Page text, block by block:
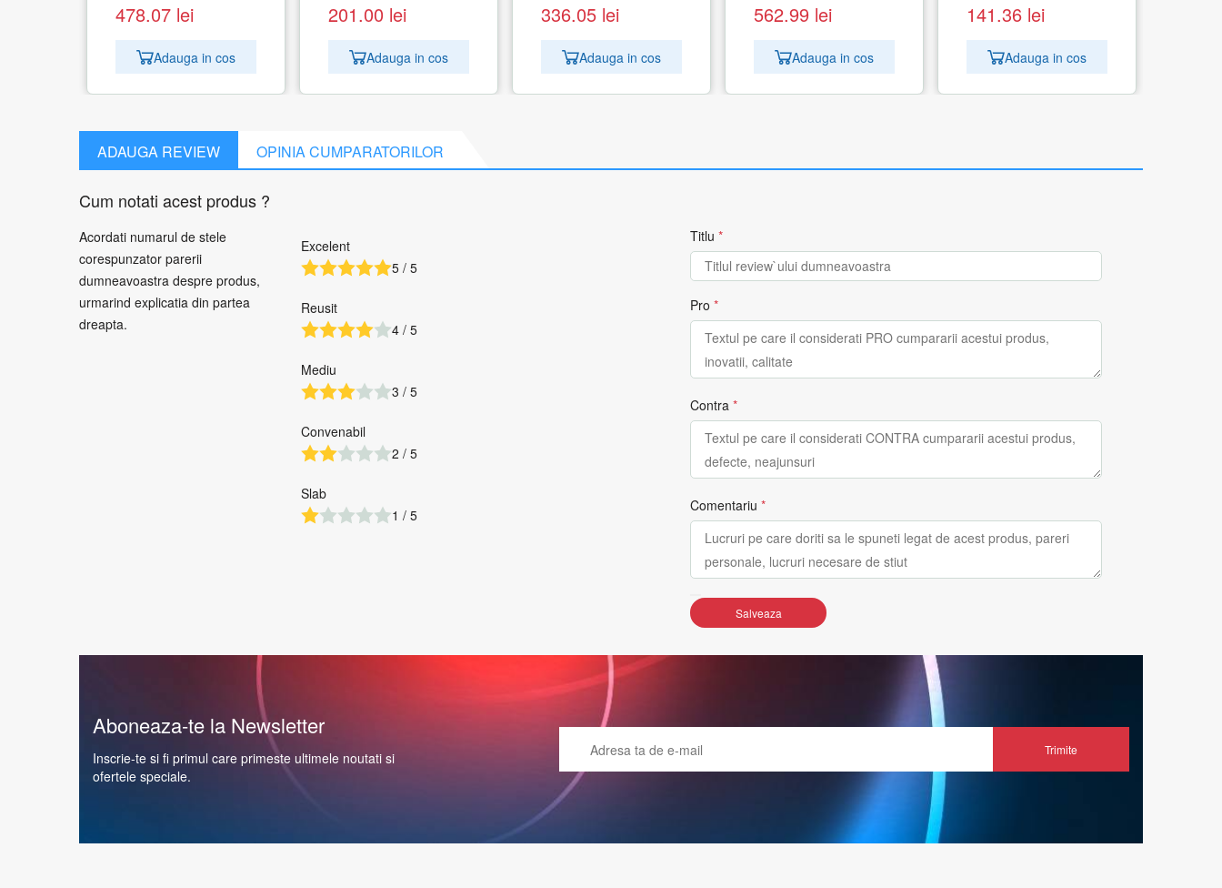
478.07 lei
Adauga in cos
201.00 lei
Adauga in cos
1.35V XMP 2.0
336.05 lei
Adauga in cos
1.35V XMP 2.0
562.99 lei
Adauga in cos
141.36 lei
Adauga in cos
ADAUGA REVIEW OPINIA CUMPARATORILOR
Cum notati acest produs ?
Acordati numarul de stele
corespunzator parerii
dumneavoastra despre produs,
urmarind explicatia din partea
dreapta.
Excelent
5 / 5
Reusit
4 / 5
Mediu
3 / 5
Convenabil
2 / 5
Slab
1 / 5
Titlu *
Pro *
Contra *
Comentariu *
Salveaza
Aboneaza-te la Newsletter
Inscrie-te si fi primul care primeste ultimele noutati si
ofertele speciale.
Trimite